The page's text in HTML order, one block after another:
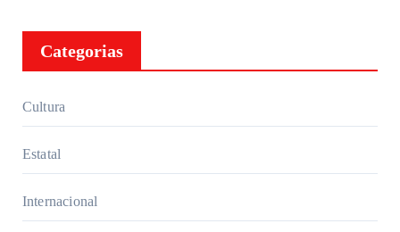
Categorias
Cultura
Estatal
Internacional